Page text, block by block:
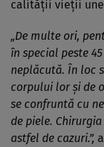
calității vieții
„De multe ori,
în special peste
neplăcută. În loc
corpului lor și de
se confruntă cu
de piele.
astfel de cazuri.”,